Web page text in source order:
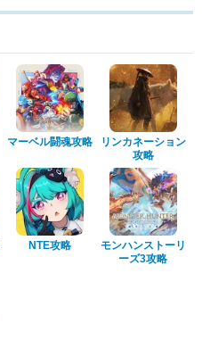
マーベル闘魂攻略
リンカネーション
攻略
NTE攻略
モンハンストーリ
ーズ3攻略